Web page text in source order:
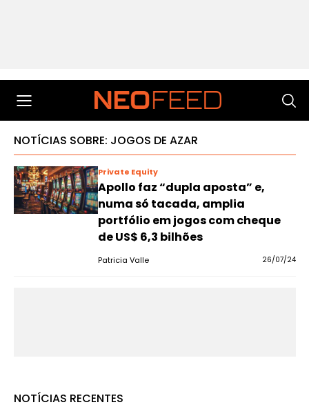
NOTÍCIAS SOBRE: JOGOS DE AZAR
Private Equity
Apollo faz “dupla aposta” e,
numa só tacada, amplia
portfólio em jogos com cheque
de US$ 6,3 bilhões
Patricia Valle 26/07/24
NOTÍCIAS RECENTES